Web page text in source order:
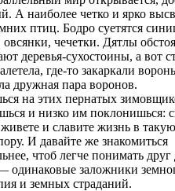
А наиболее четко и ярко
птиц. Бодро суетятся
овсянки, чечетки. Дятлы
деревья-сухостоины, а вот
где-то закаркали
дружная пара воронов.
на этих пернатых
и низко им поклонишься:
живете и славите жизнь в
И давайте же знакомиться
чтоб легче понимать
заложники
и земных страданий.